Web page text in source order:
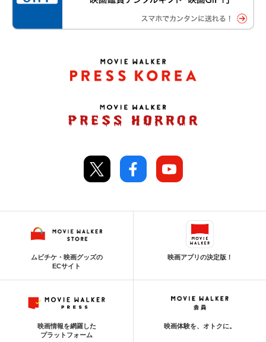
ムビチケ・映画グッズの
ECサイト
映画アプリの決定版！
映画情報を網羅した
プラットフォーム
映画体験を、オトクに。